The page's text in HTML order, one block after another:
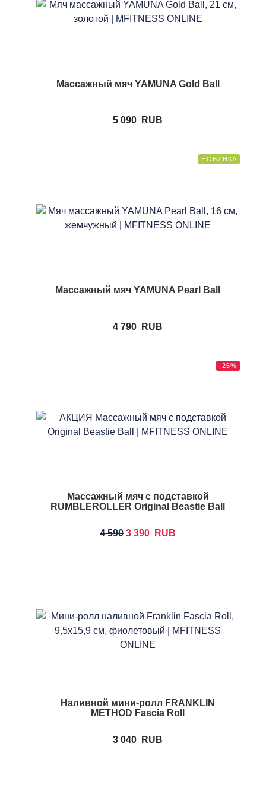
Массажный мяч YAMUNA Gold Ball
5 090 RUB
НОВИНКА
Массажный мяч YAMUNA Pearl Ball
4 790 RUB
-26%
Массажный мяч с подставкой
RUMBLEROLLER Original Beastie Ball
4 590 3 390 RUB
Наливной мини-ролл FRANKLIN
METHOD Fascia Roll
3 040 RUB